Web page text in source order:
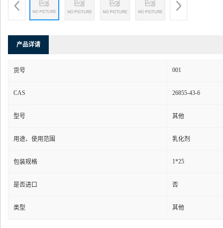
产品详请
货号 001
CAS 26855-43-6
型号 其他
用途、使用范围 乳化剂
包装规格 1*25
是否进口 否
类型 其他